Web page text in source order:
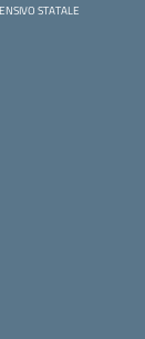
STATALE